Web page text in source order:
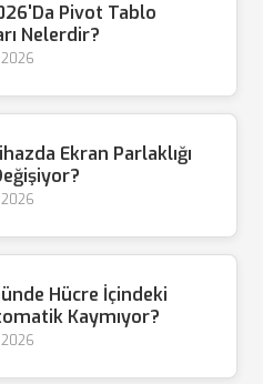
Pivot Tablo
Nelerdir?
Ekran Parlaklığı
Hücre İçindeki
Kaymıyor?